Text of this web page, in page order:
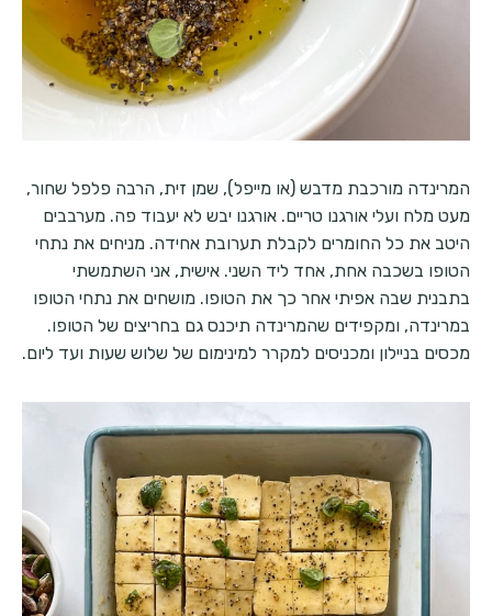
המרינדה מורכבת מדבש (או מייפל), שמן זית, הרבה פלפל שחור,
מעט מלח ועלי אורגנו טריים. אורגנו יבש לא יעבוד פה. מערבבים
היטב את כל החומרים לקבלת תערובת אחידה. מניחים את נתחי
הטופו בשכבה אחת, אחד ליד השני. אישית, אני השתמשתי
בתבנית שבה אפיתי אחר כך את הטופו. מושחים את נתחי הטופו
במרינדה, ומקפידים שהמרינדה תיכנס גם בחריצים של הטופו.
מכסים בניילון ומכניסים למקרר למינימום של שלוש שעות ועד ליום.